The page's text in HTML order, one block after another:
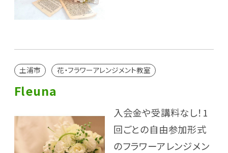
土浦市 花・フラワーアレンジメント教室
Fleuna
入会金や受講料なし！1
回ごとの自由参加形式
のフラワーアレンジメン